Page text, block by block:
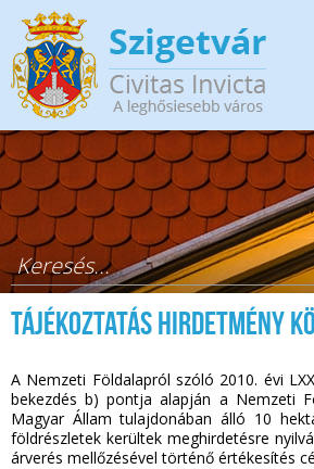
Ugrás a tartalomra
Keresés űrlap
Tájékoztatás hirdetmény
A Nemzeti Földalapról szóló 2010. évi
bekezdés b) pontja alapján a Nemzeti
Magyar Állam tulajdonában álló 10
földrészletek kerültek meghirdetésre
árverés mellőzésével történő értékesítés